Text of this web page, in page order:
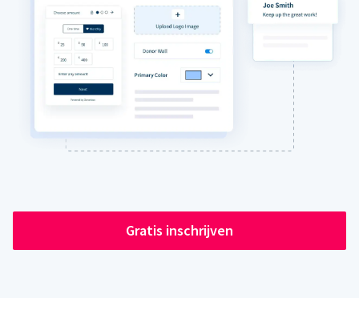
Gratis inschrijven